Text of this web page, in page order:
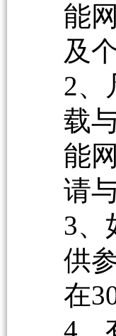
能
及
2、
载
能
请
3、
供
在